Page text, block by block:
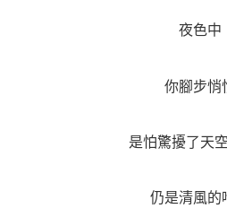
夜色中
你腳步悄
是怕驚擾了天
仍是清風的